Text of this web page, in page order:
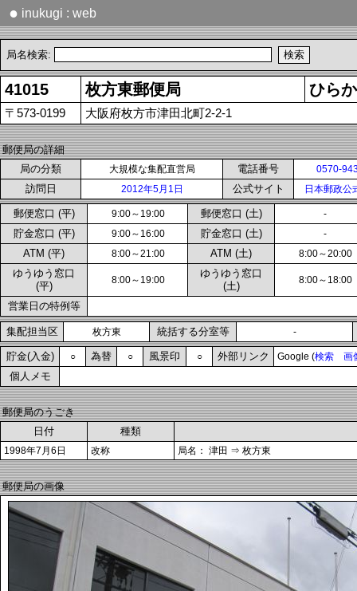
● inukugi : web
局名検索:
41015 枚方東郵便局 ひら
〒573-0199 大阪府枚方市津田北町2-2-1
郵便局の詳細
局の分類
大規模な集配直営局 電話番号 0570-
訪問日 2012年5月1日 公式サイト 日本郵政公
郵便窓口 (平) 9:00～19:00 郵便窓口 (土) -
貯金窓口 (平) 9:00～16:00 貯金窓口 (土) -
ATM (平) 8:00～21:00 ATM (土) 8:00～20:00
ゆうゆう窓口
(平)
8:00～19:00
ゆうゆう窓口
(土)
8:00～18:00
営業日の特例等
集配担当区 枚方東 統括する分室等 -
貯金(入金) ○ 為替 ○ 風景印 ○ 外部リンク Google (検索 画
個人メモ
郵便局のうごき
日付
種類
1998年7月6日 改称 局名： 津田 ⇒ 枚方東
郵便局の画像